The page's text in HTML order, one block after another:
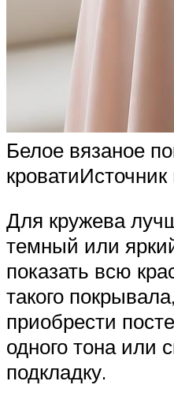
Белое вязаное
Для кружева
темный или
показать всю
такого
приобрести
одного тона или
подкладку.